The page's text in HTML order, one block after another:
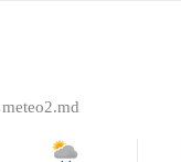
meteo2.md